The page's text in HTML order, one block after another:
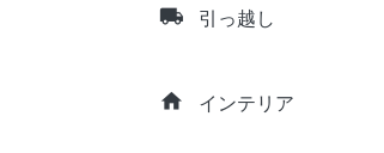
local_shipping 引っ越し
home インテリア